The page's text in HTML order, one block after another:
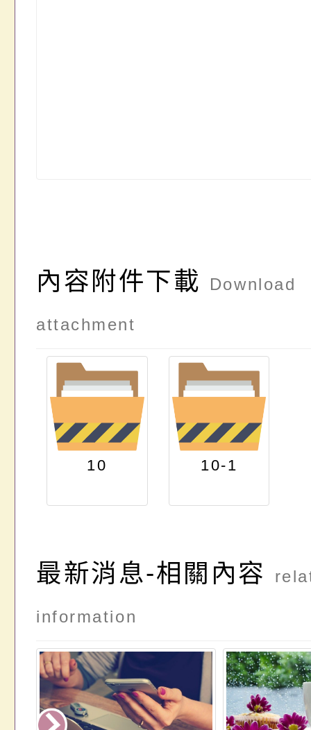
內容附件下載 Download
attachment
10 10-1
最新消息-相關內容
information